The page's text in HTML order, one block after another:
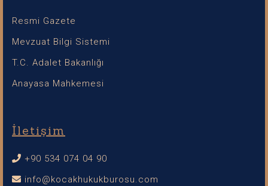
Resmi Gazete
Mevzuat Bilgi Sistemi
T.C. Adalet Bakanlığı
Anayasa Mahkemesi
İletişim
+90 534 074 04 90
info@kocakhukukburosu.com